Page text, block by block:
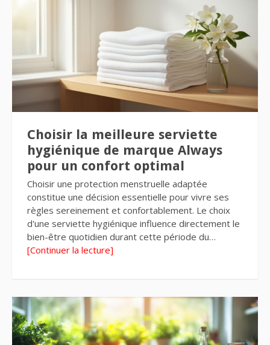
Choisir la meilleure serviette
hygiénique de marque Always
pour un confort optimal
Choisir une protection menstruelle adaptée
constitue une décision essentielle pour vivre ses
règles sereinement et confortablement. Le choix
d'une serviette hygiénique influence directement le
bien-être quotidien durant cette période du…
[Continuer la lecture]